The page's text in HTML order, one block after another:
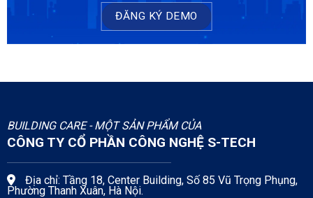
ĐĂNG KÝ DEMO
BUILDING CARE - MỘT SẢN PHẨM CỦA
CÔNG TY CỔ PHẦN CÔNG NGHỆ S-TECH
Địa chỉ: Tầng 18, Center Building, Số 85 Vũ Trọng Phụng,
Phường Thanh Xuân, Hà Nội.